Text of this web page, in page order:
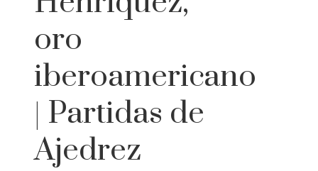
oro
iberoamericano
| Partidas de
Ajedrez